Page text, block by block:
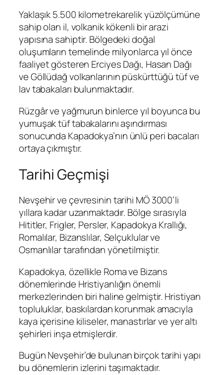
Yaklaşık 5.500 kilometrekarelik yüzölçümüne
sahip olan il, volkanik kökenli bir arazi
yapısına sahiptir. Bölgedeki doğal
oluşumların temelinde milyonlarca yıl önce
faaliyet gösteren Erciyes Dağı, Hasan Dağı
ve Göllüdağ volkanlarının püskürttüğü tüf ve
lav tabakaları bulunmaktadır.
Rüzgâr ve yağmurun binlerce yıl boyunca bu
yumuşak tüf tabakalarını aşındırması
sonucunda Kapadokya’nın ünlü peri bacaları
ortaya çıkmıştır.
Tarihi Geçmişi
Nevşehir ve çevresinin tarihi MÖ 3000’li
yıllara kadar uzanmaktadır. Bölge sırasıyla
Hititler, Frigler, Persler, Kapadokya Krallığı,
Romalılar, Bizanslılar, Selçuklular ve
Osmanlılar tarafından yönetilmiştir.
Kapadokya, özellikle Roma ve Bizans
dönemlerinde Hristiyanlığın önemli
merkezlerinden biri haline gelmiştir. Hristiyan
topluluklar, baskılardan korunmak amacıyla
kaya içerisine kiliseler, manastırlar ve yer altı
şehirleri inşa etmişlerdir.
Bugün Nevşehir’de bulunan birçok tarihi yapı
bu dönemlerin izlerini taşımaktadır.